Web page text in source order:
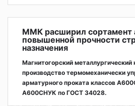
ММК расширил сортамент
повышенной прочности
назначения
Магнитогорский металлургический
производство термомеханически
арматурного проката классов
А600СНУК по ГОСТ 34028.